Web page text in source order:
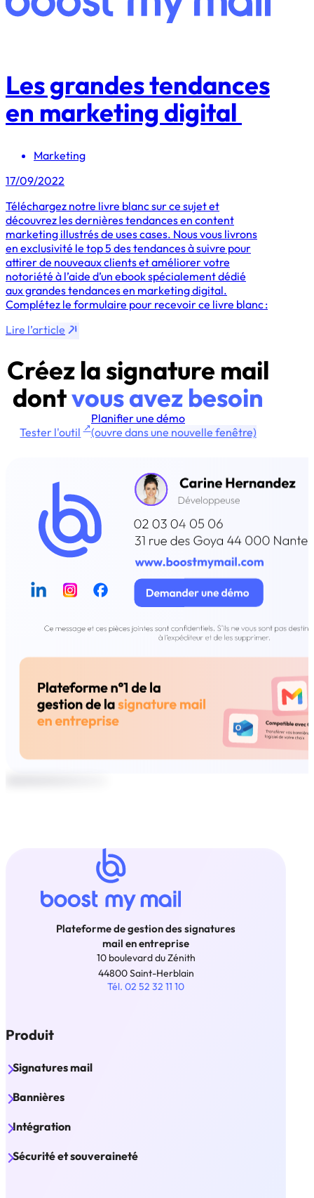
Les grandes tendances
en marketing digital
Marketing
17/09/2022
Téléchargez notre livre blanc sur ce sujet et
découvrez les dernières tendances en content
marketing illustrés de uses cases. Nous vous livrons
en exclusivité le top 5 des tendances à suivre pour
attirer de nouveaux clients et améliorer votre
notoriété à l’aide d’un ebook spécialement dédié
aux grandes tendances en marketing digital.
Complétez le formulaire pour recevoir ce livre blanc :
Lire l’article
Créez la signature mail
dontvous avez besoin
Planifier une démo
Tester l'outil ↗(ouvre dans une nouvelle fenêtre)
Plateforme de gestion des signatures
mail en entreprise
10 boulevard du Zénith
44800 Saint-Herblain
Tél. 02 52 32 11 10
Produit
Signatures mail
Bannières
Intégration
Sécurité et souveraineté